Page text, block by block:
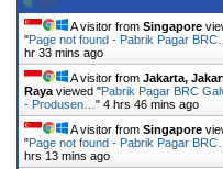
A visitor from Singapore
"Page not found - Pabrik Pagar BRC…
hr 33 mins ago
A visitor from Jakarta,
Raya viewed "Pabrik Pagar BRC
- Produsen… " 4 hrs 46 mins ago
A visitor from Singapore
"Page not found - Pabrik Pagar BRC…
hrs 13 mins ago